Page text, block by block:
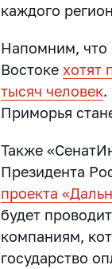
каждого
Напомним, что
Востоке хотят
тысяч человек.
Приморья
Также
Президента
проекта
будет
компаниям,
государство